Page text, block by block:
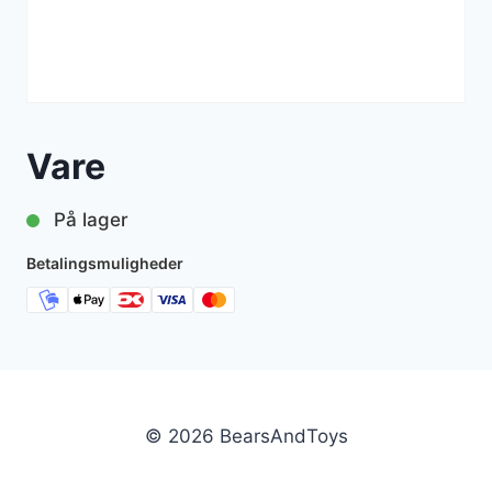
Vare
På lager
Betalingsmuligheder
© 2026 BearsAndToys